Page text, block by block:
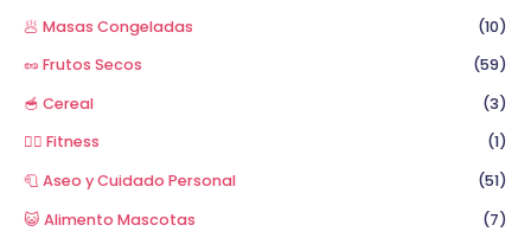
🥟 Masas Congeladas
(10)
🥜 Frutos Secos
(59)
🥣 Cereal
(3)
🏋️‍♂️ Fitness
(1)
🧻 Aseo y Cuidado Personal
(51)
😺 Alimento Mascotas
(7)